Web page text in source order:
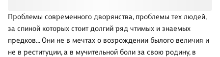
Проблемы современного дворянства, проблемы тех людей,
за спиной которых стоит долгий ряд чтимых и знаемых
предков… Они не в мечтах о возрождении былого величия и
не в реституции, а в мучительной боли за свою родину, в